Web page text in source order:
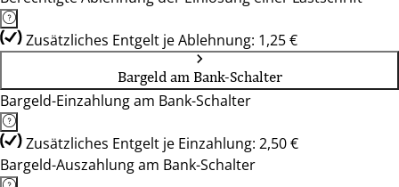
Zusätzliches Entgelt je Ablehnung: 1,25 €
Bargeld am Bank-Schalter
Bargeld-Einzahlung am Bank-Schalter
Zusätzliches Entgelt je Einzahlung: 2,50 €
Bargeld-Auszahlung am Bank-Schalter